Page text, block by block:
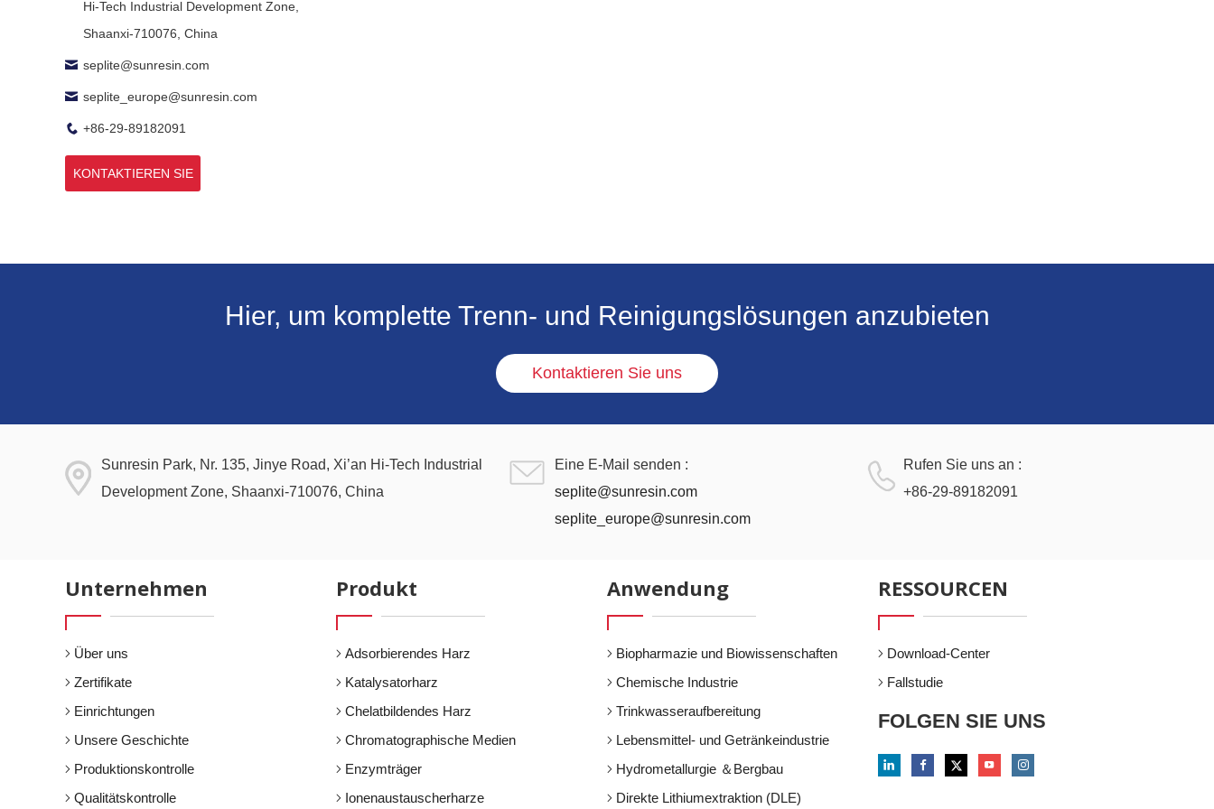
Hi-Tech Industrial Development Zone,
Shaanxi-710076, China
seplite@sunresin.com
seplite_europe@sunresin.com
+86-29-89182091
KONTAKTIEREN SIE
Hier, um komplette Trenn- und Reinigungslösungen anzubieten
Kontaktieren Sie uns
Sunresin Park, Nr. 135, Jinye Road, Xi’an Hi-Tech Industrial
Development Zone, Shaanxi-710076, China
Eine E-Mail senden :
seplite@sunresin.com
seplite_europe@sunresin.com
Rufen Sie uns an :
+86-29-89182091
Unternehmen
Über uns
Zertifikate
Einrichtungen
Unsere Geschichte
Produktionskontrolle
Qualitätskontrolle
Produkt
Adsorbierendes Harz
Katalysatorharz
Chelatbildendes Harz
Chromatographische Medien
Enzymträger
Ionenaustauscherharze
Anwendung
Biopharmazie und Biowissenschaften
Chemische Industrie
Trinkwasseraufbereitung
Lebensmittel- und Getränkeindustrie
Hydrometallurgie ＆Bergbau
Direkte Lithiumextraktion (DLE)
RESSOURCEN
Download-Center
Fallstudie
FOLGEN SIE UNS